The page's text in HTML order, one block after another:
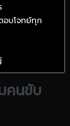
อบโจทย์ทุก
คนขับ